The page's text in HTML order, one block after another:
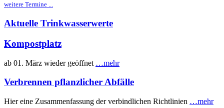
weitere Termine ...
Aktuelle Trinkwasserwerte
Kompostplatz
ab 01. März wieder geöffnet …mehr
Verbrennen pflanzlicher Abfälle
Hier eine Zusammenfassung der verbindlichen Richtlinien …mehr